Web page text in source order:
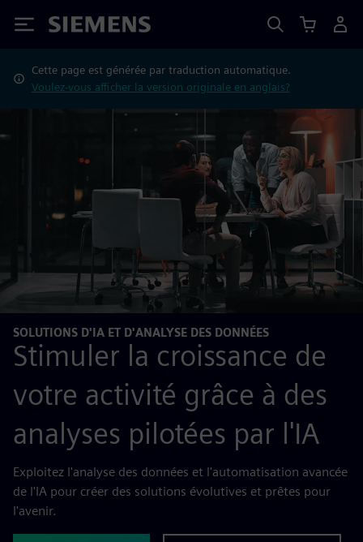
Siemens
Cette page est générée par traduction automatique.
Voulez-vous afficher la version originale en anglais?
SOLUTIONS D'IA ET D'ANALYSE DES DONNÉES
Stimuler la croissance de
votre activité grâce à des
analyses pilotées par l'IA
Exploitez l'analyse des données et l'automatisation avancée
de l'IA pour créer des solutions évolutives et prêtes pour
l'avenir.